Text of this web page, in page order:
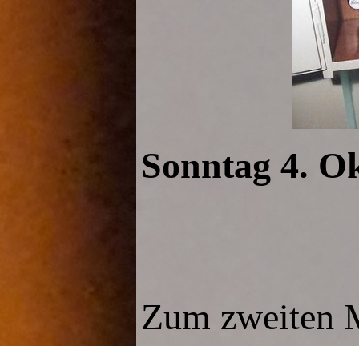
Sonntag 4.
Zum zweiten